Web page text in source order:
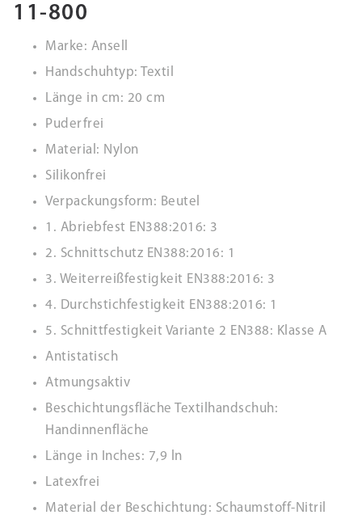
11-800
Marke: Ansell
Handschuhtyp: Textil
Länge in cm: 20 cm
Puderfrei
Material: Nylon
Silikonfrei
Verpackungsform: Beutel
1. Abriebfest EN388:2016: 3
2. Schnittschutz EN388:2016: 1
3. Weiterreißfestigkeit EN388:2016: 3
4. Durchstichfestigkeit EN388:2016: 1
5. Schnittfestigkeit Variante 2 EN388: Klasse A
Antistatisch
Atmungsaktiv
Beschichtungsfläche Textilhandschuh:
Handinnenfläche
Länge in Inches: 7,9 ln
Latexfrei
Material der Beschichtung: Schaumstoff-Nitril